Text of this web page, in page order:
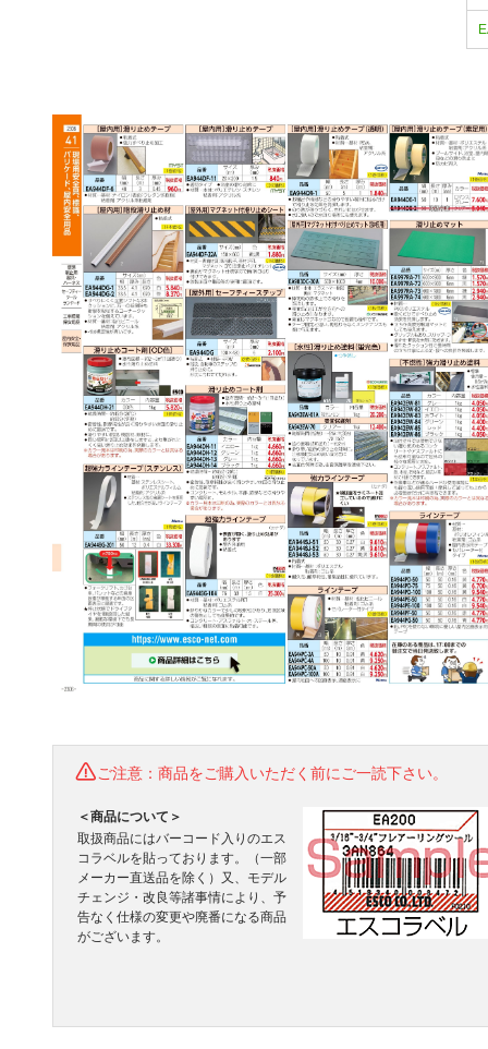
ご注意：商品をご購入いただく前にご一読下さい。
＜商品について＞
取扱商品にはバーコード入りのエス
コラベルを貼っております。（一部
メーカー直送品を除く）又、モデル
チェンジ・改良等諸事情により、予
告なく仕様の変更や廃番になる商品
がございます。